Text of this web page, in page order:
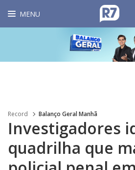
MENU
Record Balanço Geral Manhã
Investigadores
quadrilha que